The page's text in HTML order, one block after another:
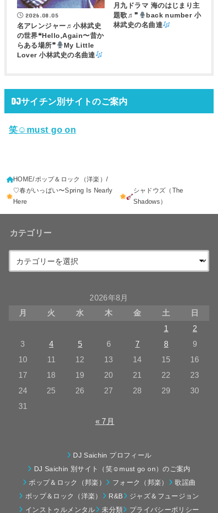
2026.08.05
名アレンジャー♬小林武史
の世界❝Hello,Again〜昔か
らある場所❞
My Little
Lover 小林武史の名曲達
月九ドラマ 海のはじまり主
題歌♬❞
back number 小
林武史の名曲達
DJサイチン別サイトのご案内
笑☺must go on
HOME ポップ＆ロック（洋楽）
♡春がいっぱい〜Spring Is Nearly
Here
シャドウズ（The
Shadows）
カテゴリー
2026年8月
月
火 水 木 金 土
日
1
2
3
4 5 6 7 8
9
10
11 12 13 14 15
16
17
18 19 20 21 22
23
24
25 26 27 28 29
30
31
« 7月
DJ Saichin プロフィール
DJ Saichin 別サイト（笑☺must go on）のご案内
ポップ＆ロック（邦楽）
フォーク（邦楽）
歌謡曲
ポップ＆ロック（洋楽）
R&B
ジャズ＆フュージョン
インストゥルメンタル
未分類 プライバシーポリシー